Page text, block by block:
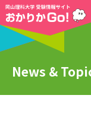
News &